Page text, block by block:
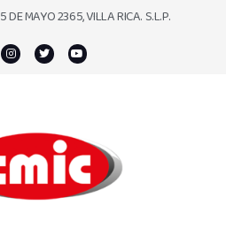
5 DE MAYO 2365, VILLA RICA. S.L.P.